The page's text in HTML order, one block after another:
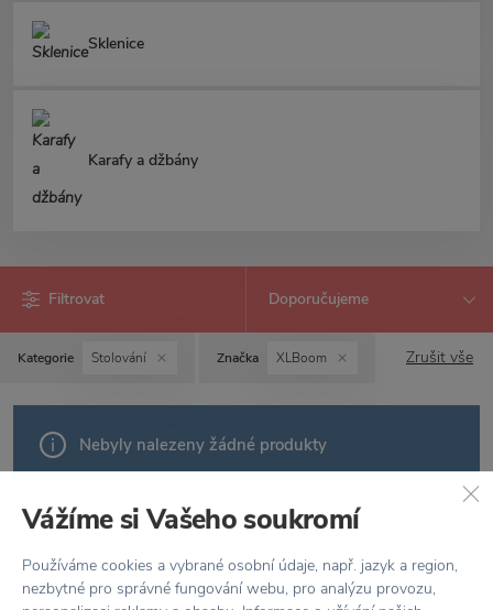
Sklenice
Karafy a džbány
Filtrovat
Kategorie Stolování Značka XLBoom Zrušit vše
Nebyly nalezeny žádné produkty
Vážíme si Vašeho soukromí
Používáme cookies a vybrané osobní údaje, např. jazyk a region,
nezbytné pro správné fungování webu, pro analýzu provozu,